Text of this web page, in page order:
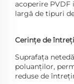
acoperire PVDF
largă de tipuri
Cerinţe de
Suprafața
poluanților,
reduse de